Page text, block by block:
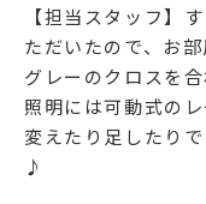
【担当スタッフ】
ただいたので、お
グレーのクロスを合
照明には可動式の
変えたり足したり
♪